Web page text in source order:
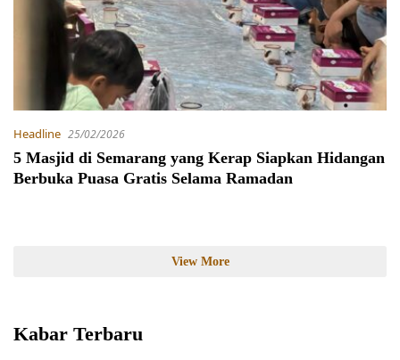
Headline 25/02/2026
5 Masjid di Semarang yang Kerap Siapkan Hidangan
Berbuka Puasa Gratis Selama Ramadan
View More
Kabar Terbaru